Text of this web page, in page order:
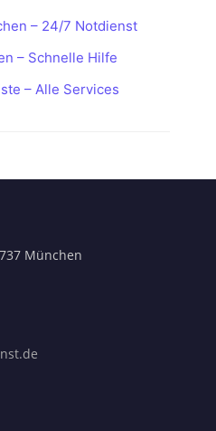
– 24/7 Notdienst
– Schnelle Hilfe
– Alle Services
München